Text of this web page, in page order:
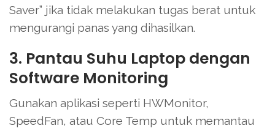
Saver” jika tidak melakukan tugas berat untuk
mengurangi panas yang dihasilkan.
3. Pantau Suhu Laptop dengan
Software Monitoring
Gunakan aplikasi seperti HWMonitor,
SpeedFan, atau Core Temp untuk memantau